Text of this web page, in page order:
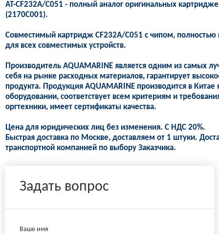
AT-CF232A/C051 - полный аналог оригинальных
(2170C001).
Совместимый картридж CF232A/C051 с чипом, полностью
для всех совместимых устройств.
Производитель AQUAMARINE является одним из самых
себя на рынке расходных материалов, гарантирует
продукта. Продукция AQUAMARINE производится в
оборудовании, соответствует всем критериям и
оргтехники, имеет сертификаты качества.
Цена для юридических лиц без изменения. С НДС 20%.
Быстрая доставка по Москве, доставляем от 1 штуки.
транспортной компанией по выбору Заказчика.
Задать вопрос
Ваше имя